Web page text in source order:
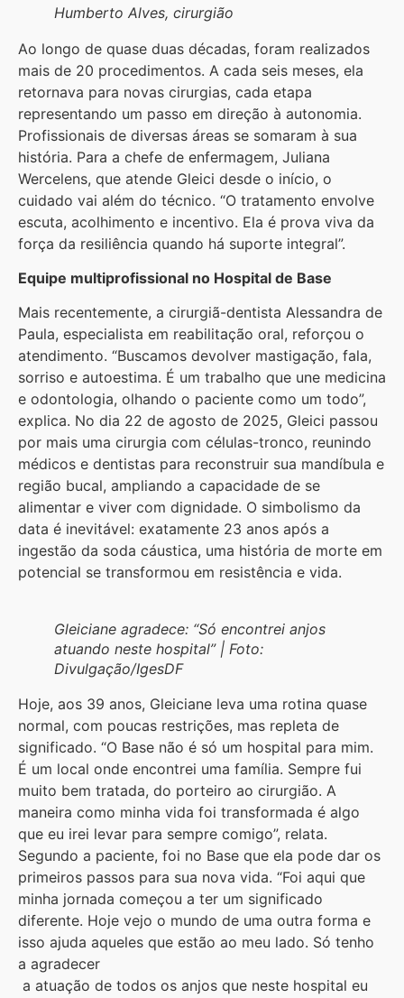
Humberto Alves, cirurgião
Ao longo de quase duas décadas, foram realizados
mais de 20 procedimentos. A cada seis meses, ela
retornava para novas cirurgias, cada etapa
representando um passo em direção à autonomia.
Profissionais de diversas áreas se somaram à sua
história. Para a chefe de enfermagem, Juliana
Wercelens, que atende Gleici desde o início, o
cuidado vai além do técnico. “O tratamento envolve
escuta, acolhimento e incentivo. Ela é prova viva da
força da resiliência quando há suporte integral”.
Equipe multiprofissional no Hospital de Base
Mais recentemente, a cirurgiã-dentista Alessandra de
Paula, especialista em reabilitação oral, reforçou o
atendimento. “Buscamos devolver mastigação, fala,
sorriso e autoestima. É um trabalho que une medicina
e odontologia, olhando o paciente como um todo”,
explica. No dia 22 de agosto de 2025, Gleici passou
por mais uma cirurgia com células-tronco, reunindo
médicos e dentistas para reconstruir sua mandíbula e
região bucal, ampliando a capacidade de se
alimentar e viver com dignidade. O simbolismo da
data é inevitável: exatamente 23 anos após a
ingestão da soda cáustica, uma história de morte em
potencial se transformou em resistência e vida.
Gleiciane agradece: “Só encontrei anjos
atuando neste hospital” | Foto:
Divulgação/IgesDF
Hoje, aos 39 anos, Gleiciane leva uma rotina quase
normal, com poucas restrições, mas repleta de
significado. “O Base não é só um hospital para mim.
É um local onde encontrei uma família. Sempre fui
muito bem tratada, do porteiro ao cirurgião. A
maneira como minha vida foi transformada é algo
que eu irei levar para sempre comigo”, relata.
Segundo a paciente, foi no Base que ela pode dar os
primeiros passos para sua nova vida. “Foi aqui que
minha jornada começou a ter um significado
diferente. Hoje vejo o mundo de uma outra forma e
isso ajuda aqueles que estão ao meu lado. Só tenho
a agradecer
a atuação de todos os anjos que neste hospital eu